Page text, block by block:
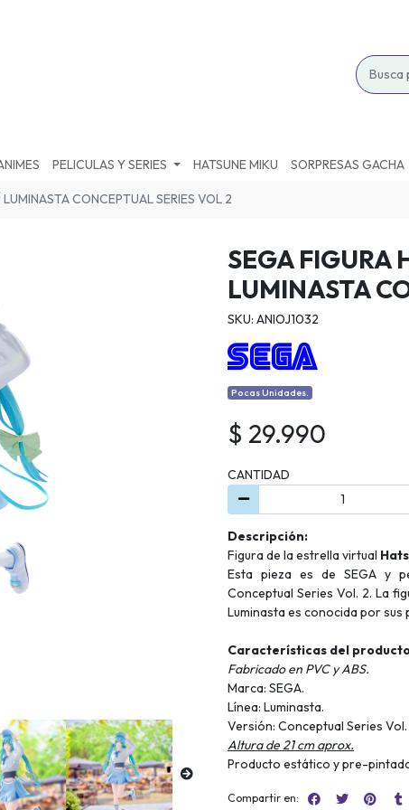
PELICULAS Y SERIES HATSUNE MIKU SORPRESAS GACHA
CONCEPTUAL SERIES VOL 2
SEGA FIGURA
LUMINASTA
SKU: ANIOJ1032
Pocas Unidades.
$ 29.990
CANTIDAD
Descripción:
Figura de la estrella virtual
Esta pieza es de SEGA y
Conceptual Series Vol. 2. La
Luminasta es conocida por
Características del
Fabricado en PVC y ABS.
Marca: SEGA.
Línea: Luminasta.
Versión: Conceptual Series Vol.
Altura de 21 cm aprox.
Producto estático y pre-
Compartir en: